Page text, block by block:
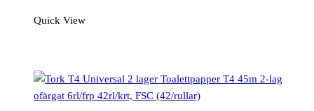
Quick View